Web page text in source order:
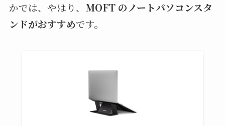
かでは、やはり、 MOFT のノートパソコンスタ
ンドがおすすめです。